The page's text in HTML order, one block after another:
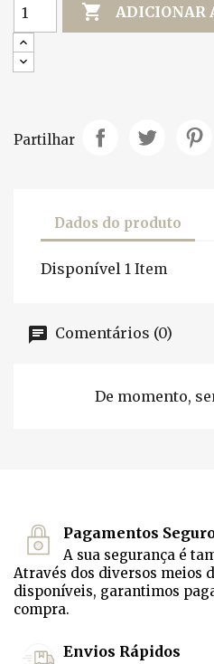
 ADICIONAR
Partilhar
Dados do produto
Disponível 1 Item
Comentários (0)
De momento,
Pagamentos
A sua segurança é
Através dos diversos meios
disponíveis, garantimos
compra.
Envios Rápidos